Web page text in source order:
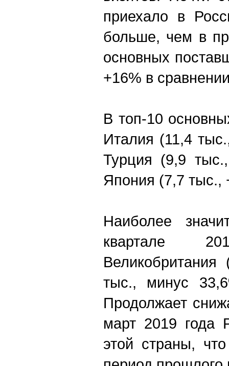
приехало в
больше, чем в
основных
+16% в
В топ-10
Италия (11,4
Турция (9,9
Япония (7,7 тыс.,
Наиболее
квартале
тыс., минус
Продолжает
март 2019 года
этой страны,